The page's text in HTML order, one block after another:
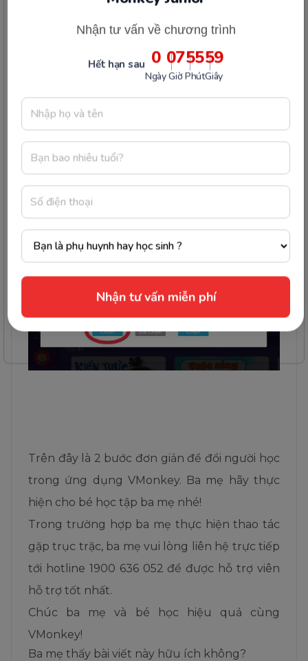
Nhận tư vấn miễn phí
Bước 2:Sau khi thực hiện bước 1, màn hình
sẽ hiển thị lên tất cả hồ sơ người học mà ba
mẹ đã tạo cho bé. Ba mẹ vui lòng nhấn vào ô
“Chọn” để chọn người học mà ba mẹ muốn
đổi là thành công.
Trên đây là 2 bước đơn giản để đổi người học
trong ứng dụng VMonkey. Ba mẹ hãy thực
hiện cho bé học tập ba mẹ nhé!
Trong trường hợp ba mẹ thực hiện thao tác
gặp trục trặc, ba mẹ vui lòng liên hệ trực tiếp
tới hotline 1900 636 052 để được hỗ trợ viên
hỗ trợ tốt nhất.
Chúc ba mẹ và bé học hiệu quả cùng
VMonkey!
Ba mẹ thấy bài viết này hữu ích không?